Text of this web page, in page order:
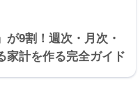
9割！週次・月次・
家計を作る完全ガイド